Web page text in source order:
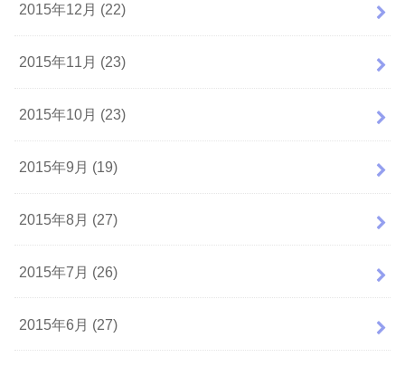
2015年12月 (22)
2015年11月 (23)
2015年10月 (23)
2015年9月 (19)
2015年8月 (27)
2015年7月 (26)
2015年6月 (27)